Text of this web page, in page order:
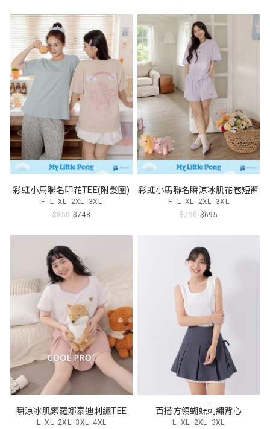
彩虹小馬聯名印花TEE(附髮圈)
F L XL 2XL 3XL
$850 $748
彩虹小馬聯名瞬涼冰肌花苞短褲
F L XL 2XL 3XL
$790 $695
瞬涼冰肌索羅娜泰迪刺繡TEE
L XL 2XL 3XL 4XL
百搭方領蝴蝶刺繡背心
L XL 2XL 3XL